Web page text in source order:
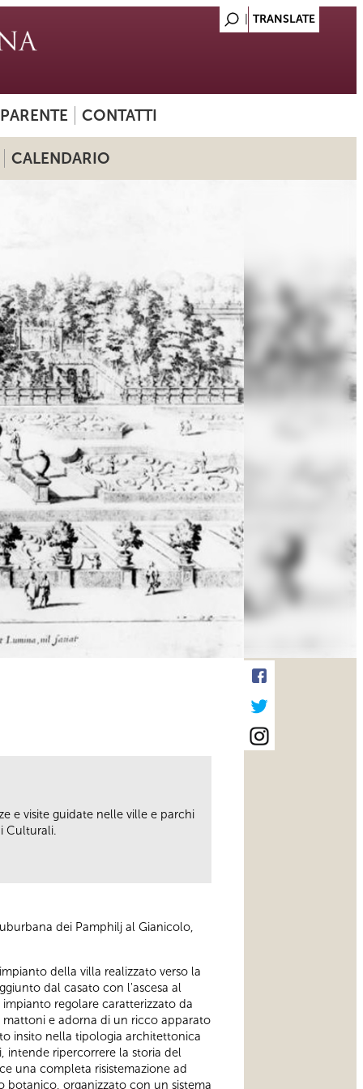
CONTATTI
CALENDARIO
e visite guidate nelle ville e parchi
Culturali.
dei Pamphilj al Gianicolo,
della villa realizzato verso la
dal casato con l'ascesa al
regolare caratterizzato da
mattoni e adorna di un ricco apparato
insito nella tipologia architettonica
intende ripercorrere la storia del
una completa risistemazione ad
botanico, organizzato con un sistema